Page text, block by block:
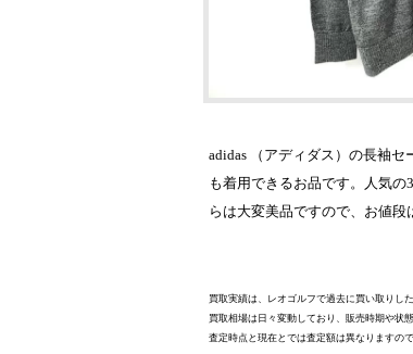
adidas （アディダス）の長袖
も着用できるお品です。人気
らは大変美品ですので、お値段
買取実績は、レオゴルフで過去に買い取りし
買取相場は日々変動しており、販売時期や状
査定時点と現在とでは査定額は異なりますの